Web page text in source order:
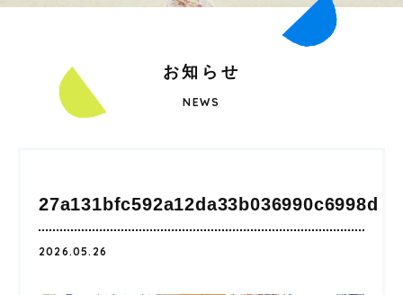
お知 ら せ
NEWS
27a131bfc592a12da33b036990c6998d
2026.05.26